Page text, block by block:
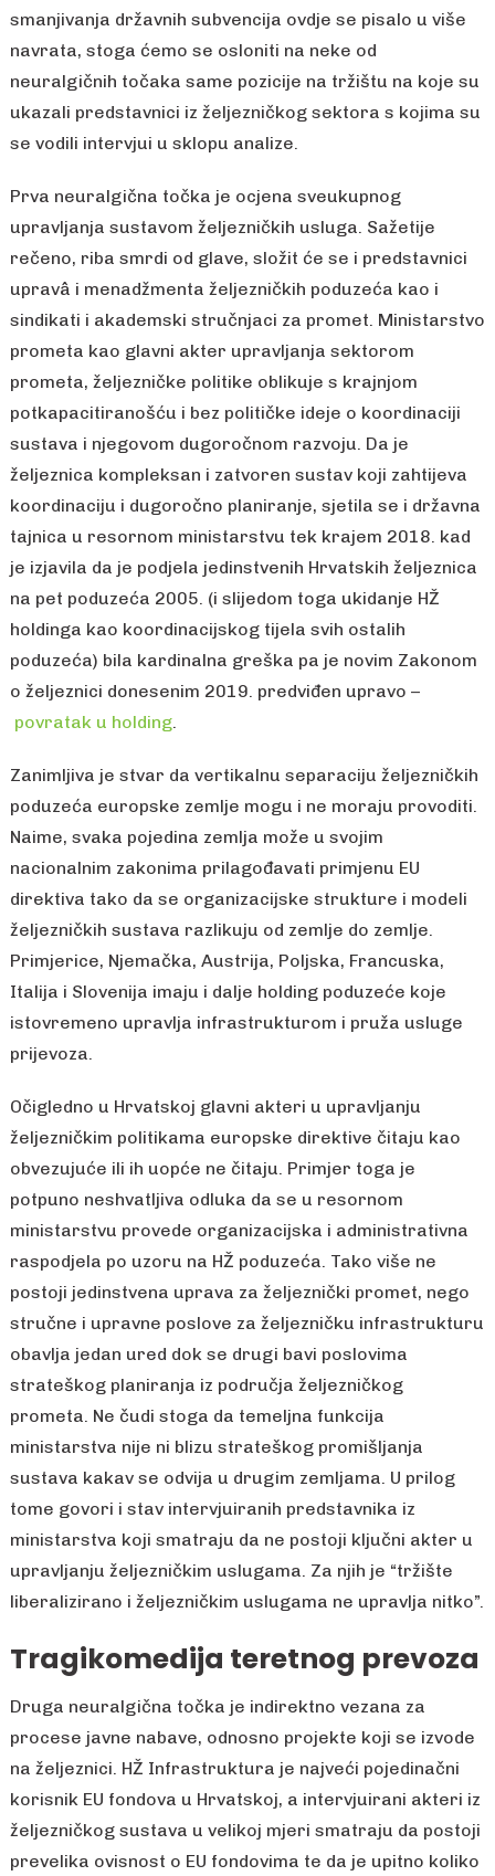
smanjivanja državnih subvencija ovdje se pisalo u više
navrata, stoga ćemo se osloniti na neke od
neuralgičnih točaka same pozicije na tržištu na koje su
ukazali predstavnici iz željezničkog sektora s kojima su
se vodili intervjui u sklopu analize.
Prva neuralgična točka je ocjena sveukupnog
upravljanja sustavom željezničkih usluga. Sažetije
rečeno, riba smrdi od glave, složit će se i predstavnici
upravâ i menadžmenta željezničkih poduzeća kao i
sindikati i akademski stručnjaci za promet. Ministarstvo
prometa kao glavni akter upravljanja sektorom
prometa, željezničke politike oblikuje s krajnjom
potkapacitiranošću i bez političke ideje o koordinaciji
sustava i njegovom dugoročnom razvoju. Da je
željeznica kompleksan i zatvoren sustav koji zahtijeva
koordinaciju i dugoročno planiranje, sjetila se i državna
tajnica u resornom ministarstvu tek krajem 2018. kad
je izjavila da je podjela jedinstvenih Hrvatskih željeznica
na pet poduzeća 2005. (i slijedom toga ukidanje HŽ
holdinga kao koordinacijskog tijela svih ostalih
poduzeća) bila kardinalna greška pa je novim Zakonom
o željeznici donesenim 2019. predviđen upravo –
povratak u holding.
Zanimljiva je stvar da vertikalnu separaciju željezničkih
poduzeća europske zemlje mogu i ne moraju provoditi.
Naime, svaka pojedina zemlja može u svojim
nacionalnim zakonima prilagođavati primjenu EU
direktiva tako da se organizacijske strukture i modeli
željezničkih sustava razlikuju od zemlje do zemlje.
Primjerice, Njemačka, Austrija, Poljska, Francuska,
Italija i Slovenija imaju i dalje holding poduzeće koje
istovremeno upravlja infrastrukturom i pruža usluge
prijevoza.
Očigledno u Hrvatskoj glavni akteri u upravljanju
željezničkim politikama europske direktive čitaju kao
obvezujuće ili ih uopće ne čitaju. Primjer toga je
potpuno neshvatljiva odluka da se u resornom
ministarstvu provede organizacijska i administrativna
raspodjela po uzoru na HŽ poduzeća. Tako više ne
postoji jedinstvena uprava za željeznički promet, nego
stručne i upravne poslove za željezničku infrastrukturu
obavlja jedan ured dok se drugi bavi poslovima
strateškog planiranja iz područja željezničkog
prometa. Ne čudi stoga da temeljna funkcija
ministarstva nije ni blizu strateškog promišljanja
sustava kakav se odvija u drugim zemljama. U prilog
tome govori i stav intervjuiranih predstavnika iz
ministarstva koji smatraju da ne postoji ključni akter u
upravljanju željezničkim uslugama. Za njih je “tržište
liberalizirano i željezničkim uslugama ne upravlja nitko”.
Tragikomedija teretnog prevoza
Druga neuralgična točka je indirektno vezana za
procese javne nabave, odnosno projekte koji se izvode
na željeznici. HŽ Infrastruktura je najveći pojedinačni
korisnik EU fondova u Hrvatskoj, a intervjuirani akteri iz
željezničkog sustava u velikoj mjeri smatraju da postoji
prevelika ovisnost o EU fondovima te da je upitno koliko